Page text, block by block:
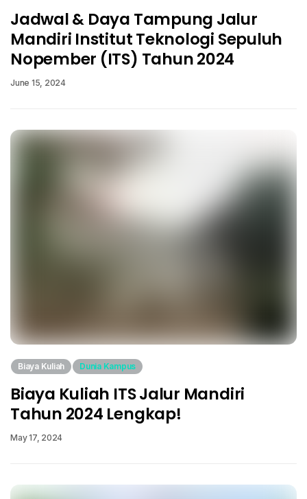
Jadwal & Daya Tampung Jalur
Mandiri Institut Teknologi Sepuluh
Nopember (ITS) Tahun 2024
June 15, 2024
Biaya Kuliah Dunia Kampus
Biaya Kuliah ITS Jalur Mandiri
Tahun 2024 Lengkap!
May 17, 2024